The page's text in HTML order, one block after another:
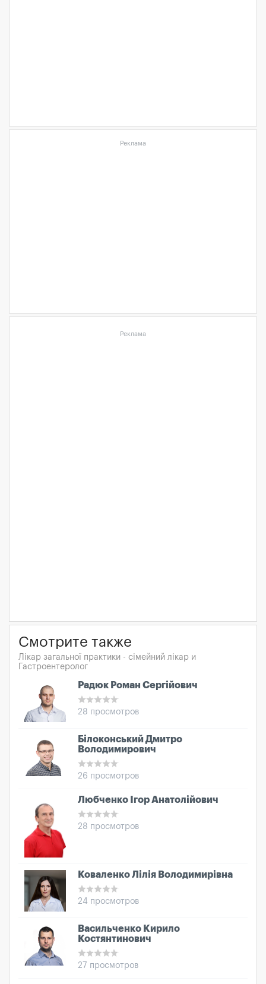
Реклама
Реклама
Смотрите также
Лікар загальної практики - сімейний лікар и
Гастроентеролог
Радюк Роман Сергійович
28 просмотров
Білоконський Дмитро
Володимирович
26 просмотров
Любченко Ігор Анатолійович
28 просмотров
Коваленко Лілія Володимирівна
24 просмотров
Васильченко Кирило
Костянтинович
27 просмотров